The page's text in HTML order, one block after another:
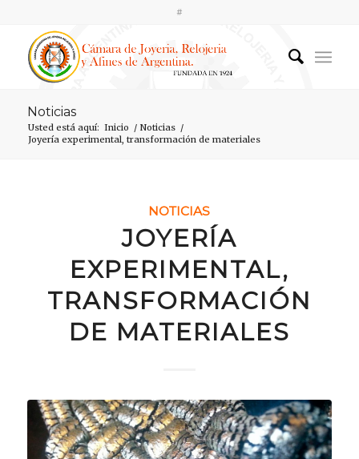
#
Noticias
Usted está aquí: Inicio / Noticias /
Joyería experimental, transformación de materiales
NOTICIAS
JOYERÍA
EXPERIMENTAL,
TRANSFORMACIÓN
DE MATERIALES